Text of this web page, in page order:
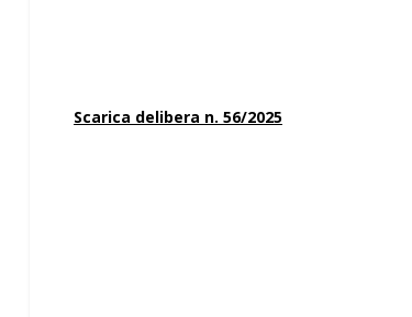
Scarica delibera n. 56/2025